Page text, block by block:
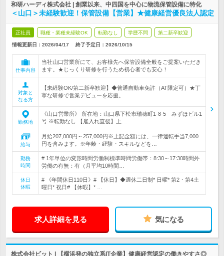
和研ハーディ株式会社 | 創業以来、中四国を中心に物流保管設備に特化
＜山口＞未経験歓迎！保管設備【営業】★健康経営優良法人認定
正社員 職種・業種未経験OK 転勤なし 学歴不問 第二新卒歓迎
情報更新日：2026/04/17 終了予定日： 2026/10/15
仕事内容
当社山口営業所にて、お客様先へ保管設備全般をご提案いただき
ます。★じっくり研修を行うため初心者でも安心！
対象と
なる方
【未経験OK/第二新卒歓迎】◆普通自動車免許（AT限定可）★丁
寧な研修で営業デビューを応援。
勤務地
《山口営業所》 所在地：山口県下松市瑞穂町1-8-5 みずほビル1
号 ※転勤なし 【雇入れ直後】上…
給与
月給207,000円～257,000円※上記金額には、一律運転手当7,000
円を含みます。※年齢・経験・スキルなどを…
勤務
時間
# 1年単位の変形時間労働制標準時間労働帯：8:30～17:30時間外
労働の有無：有（月平均10時間…
休日
休暇
# 《年間休日110日》# 【休日】◆週休二日制* 日曜* 第2・第4土
曜日* 祝日# 【休暇】* …
求人詳細を見る 気になる
株式会社ビット | 【横浜発の独立系IT企業】健康経営認定の働きやすさ◎